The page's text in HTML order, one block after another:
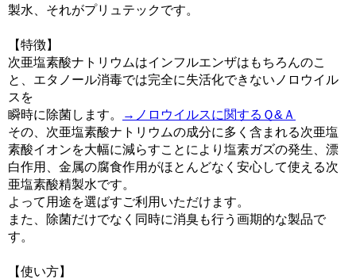
製水、それがプリュテックです。
【特徴】
次亜塩素酸ナトリウムはインフルエンザはもちろんのこ
と、エタノール消毒では完全に失活化できないノロウイル
スを
瞬時に除菌します。
→ノロウイルスに関するＱ&Ａ
その、次亜塩素酸ナトリウムの成分に多く含まれる次亜塩
素酸イオンを大幅に減らすことにより塩素ガズの発生、漂
白作用、金属の腐食作用がほとんどなく安心して使える次
亜塩素酸精製水です。
よって用途を選ばすご利用いただけます。
また、除菌だけでなく同時に消臭も行う画期的な製品で
す。
【使い方】